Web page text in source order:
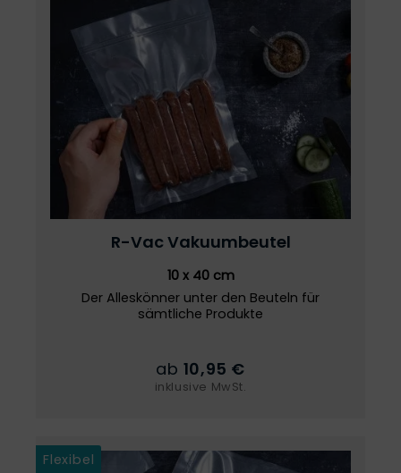
R-Vac Vakuumbeutel
10 x 40 cm
Der Alleskönner unter den Beuteln für
sämtliche Produkte
ab 10,95 €
inklusive MwSt.
Flexibel